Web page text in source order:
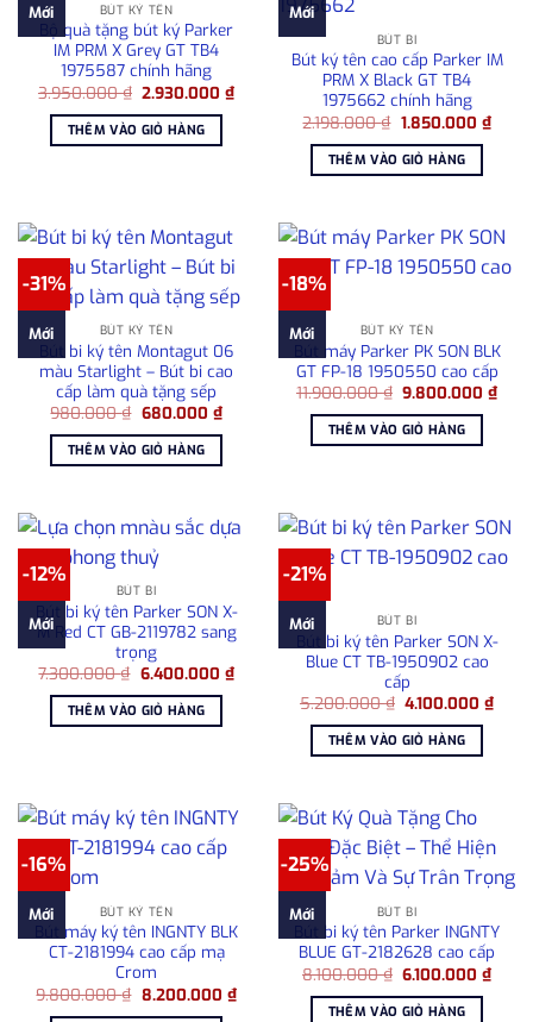
Mới BÚT KÝ TÊN
Bộ quà tặng bút ký Parker
IM PRM X Grey GT TB4
1975587 chính hãng
3.950.000₫ Giá
là:
3.950.000 ₫.
2.930.000₫Giá
hiện
2.930.000 ₫.
THÊM VÀO GIỎ HÀNG
Mới
BÚT BI
Bút ký tên cao cấp Parker IM
PRM X Black GT TB4
1975662 chính hãng
2.198.000₫ Giá
là:
2.198.000 ₫.
1.850.000 ₫Giá
hiện
THÊM VÀO GIỎ HÀNG
-31%
Mới BÚT KÝ TÊN
Bút bi ký tên Montagut 06
màu Starlight – Bút bi cao
cấp làm quà tặng sếp
980.000₫ Giá
là:
980.000 ₫.
680.000 ₫Giá
hiện
680.000 ₫.
THÊM VÀO GIỎ HÀNG
-18%
Mới BÚT KÝ TÊN
Bút máy Parker PK SON BLK
GT FP-18 1950550 cao cấp
11.900.000₫ Giá
là:
11.900.000 ₫.
9.800.000₫Giá
hiện
THÊM VÀO GIỎ HÀNG
-12%
Mới
BÚT BI
Bút bi ký tên Parker SON X-
M Red CT GB-2119782 sang
trọng
7.300.000₫ Giá
là:
7.300.000 ₫.
6.400.000 ₫Giá
6.400.000 ₫.
THÊM VÀO GIỎ HÀNG
-21%
Mới BÚT BI
Bút bi ký tên Parker SON X-
Blue CT TB-1950902 cao
cấp
5.200.000₫ Giá
là:
5.200.000 ₫.
4.100.000₫Giá
THÊM VÀO GIỎ HÀNG
-16%
Mới BÚT KÝ TÊN
Bút máy ký tên INGNTY BLK
CT-2181994 cao cấp mạ
Crom
9.800.000₫ Giá
8.200.000 ₫Giá
hiện
-25%
Mới BÚT BI
Bút bi ký tên Parker INGNTY
BLUE GT-2182628 cao cấp
8.100.000₫ Giá
là:
6.100.000₫Giá
hiện
THÊM VÀO GIỎ HÀNG